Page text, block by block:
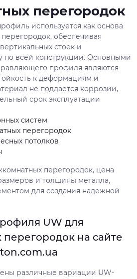
перегородок
используется как основа
обеспечивая
стоек и
по всей конструкции. Основными
профиля являются
к деформациям и
не поддается коррозии,
срок эксплуатации
систем
перегородок
потолков
перегородок, цена
и толщины металла,
для создания надежной
UW для
на сайте
различные вариации UW-